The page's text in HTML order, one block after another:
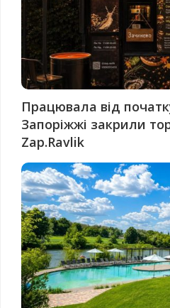
Працювала від
Запоріжжі закрили
Zap.Ravlik